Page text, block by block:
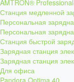
AMTRON®
Станция медленной
Персональная
Персональная
Станция быстрой
Зарядная станция
Зарядная станция
Для офиса
Pandora Optima 40